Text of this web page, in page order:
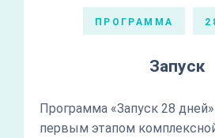
ПРОГРАММА
Запуск
Программа «Запуск 28 дней»
первым этапом